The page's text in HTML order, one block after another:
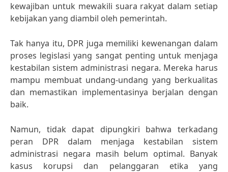
kewajiban untuk mewakili suara rakyat dalam setiap
kebijakan yang diambil oleh pemerintah.
Tak hanya itu, DPR juga memiliki kewenangan dalam
proses legislasi yang sangat penting untuk menjaga
kestabilan sistem administrasi negara. Mereka harus
mampu membuat undang-undang yang berkualitas
dan memastikan implementasinya berjalan dengan
baik.
Namun, tidak dapat dipungkiri bahwa terkadang
peran DPR dalam menjaga kestabilan sistem
administrasi negara masih belum optimal. Banyak
kasus korupsi dan pelanggaran etika yang